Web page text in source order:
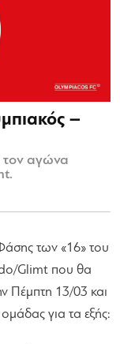
–
τον αγώνα
των «16» του
Glimt που θα
Πέμπτη 13/03 και
για τα εξής: